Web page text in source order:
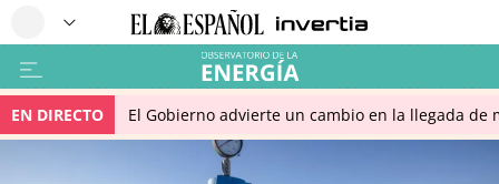
EN DIRECTO El Gobierno advierte un cambio en la llegada